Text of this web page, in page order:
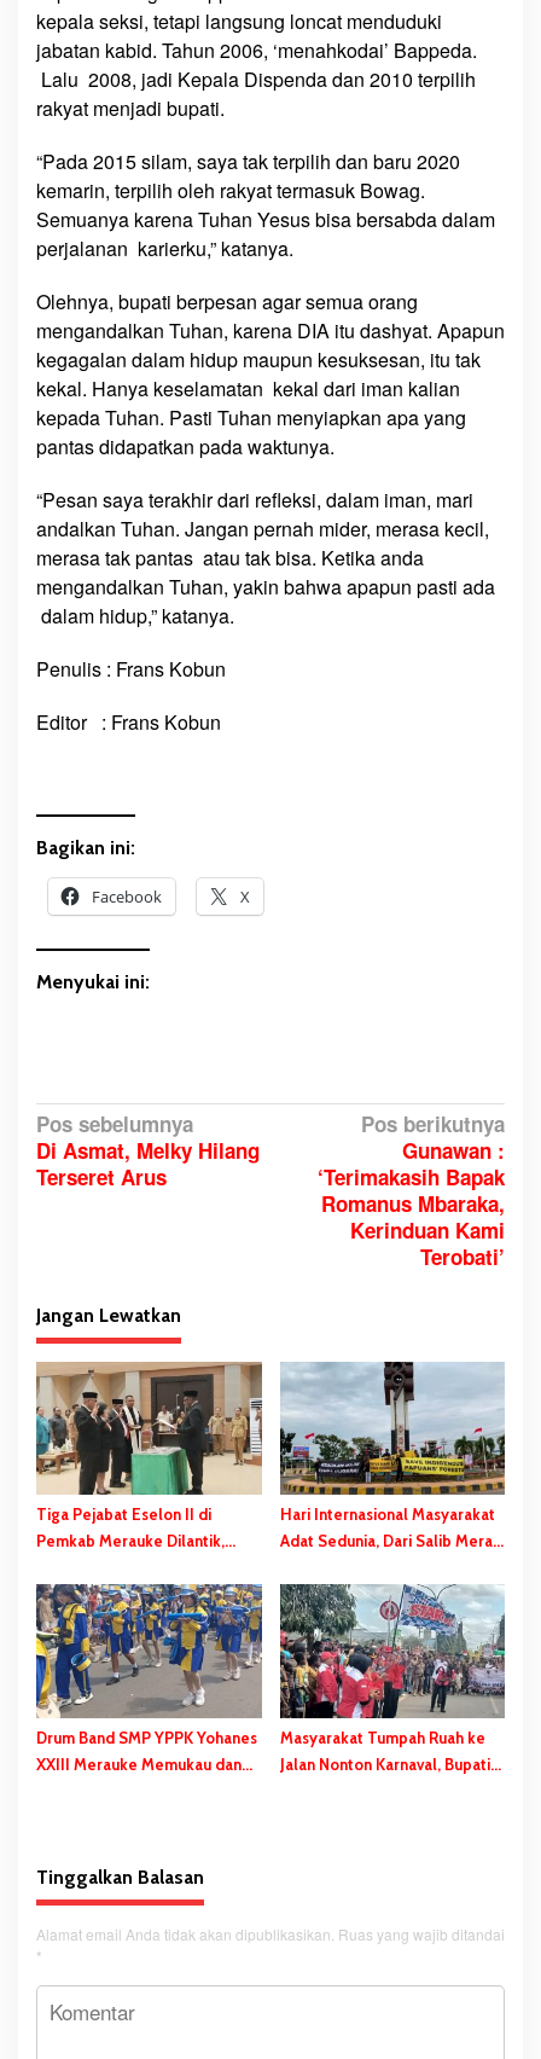
kepala seksi, tetapi langsung loncat menduduki
jabatan kabid. Tahun 2006, ‘menahkodai’ Bappeda.
Lalu 2008, jadi Kepala Dispenda dan 2010 terpilih
rakyat menjadi bupati.
“Pada 2015 silam, saya tak terpilih dan baru 2020
kemarin, terpilih oleh rakyat termasuk Bowag.
Semuanya karena Tuhan Yesus bisa bersabda dalam
perjalanan karierku,” katanya.
Olehnya, bupati berpesan agar semua orang
mengandalkan Tuhan, karena DIA itu dashyat. Apapun
kegagalan dalam hidup maupun kesuksesan, itu tak
kekal. Hanya keselamatan kekal dari iman kalian
kepada Tuhan. Pasti Tuhan menyiapkan apa yang
pantas didapatkan pada waktunya.
“Pesan saya terakhir dari refleksi, dalam iman, mari
andalkan Tuhan. Jangan pernah mider, merasa kecil,
merasa tak pantas atau tak bisa. Ketika anda
mengandalkan Tuhan, yakin bahwa apapun pasti ada
dalam hidup,” katanya.
Penulis : Frans Kobun
Editor : Frans Kobun
Bagikan ini:
Facebook X
Menyukai ini:
N
a
v
s
i
p
o
s
Pos sebelumnya
Di Asmat, Melky Hilang
Terseret Arus
Pos berikutnya
Gunawan :
‘Terimakasih Bapak
Romanus Mbaraka,
Kerinduan Kami
Terobati’
Jangan Lewatkan
Tiga Pejabat Eselon II di
Pemkab Merauke Dilantik,
Hukuman’
Hari Internasional Masyarakat
Adat Sedunia, Dari Salib Merah
di Libra-Merauke
Drum Band SMP YPPK Yohanes
XXIII Merauke Memukau dan
Masyarakat Tumpah Ruah ke
Jalan Nonton Karnaval, Bupati
Tinggalkan Balasan
Alamat email Anda tidak akan dipublikasikan. Ruas yang wajib ditandai
*